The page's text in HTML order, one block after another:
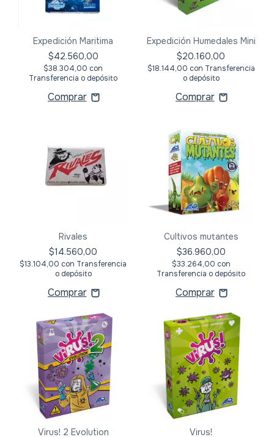
Expedición Maritima
$42.560,00
$38.304,00 con
Transferencia o depósito
Expedición Humedales Mini
$20.160,00
$18.144,00 con Transferencia
o depósito
Rivales
$14.560,00
$13.104,00 con Transferencia
o depósito
Cultivos mutantes
$36.960,00
$33.264,00 con
Transferencia o depósito
Virus! 2 Evolution
Virus!